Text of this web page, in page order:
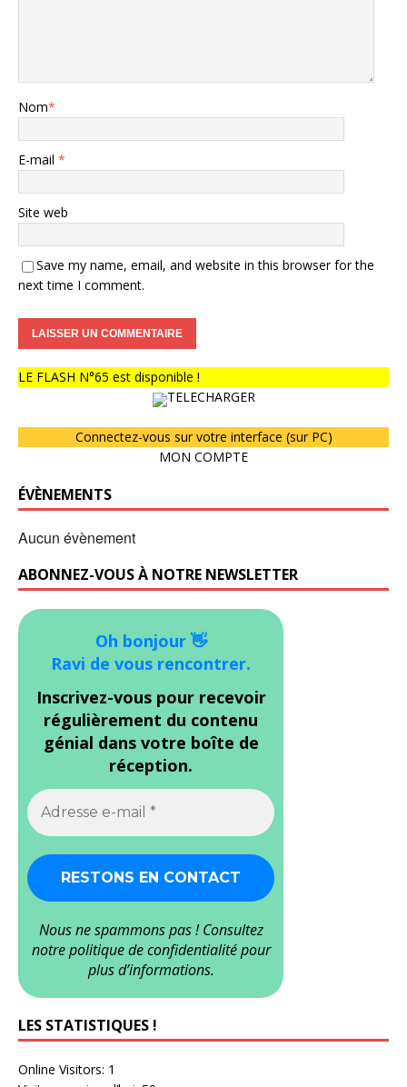
Nom*
E-mail *
Site web
Save my name, email, and website in this browser for the
next time I comment.
LE FLASH N°65 est disponible !
TELECHARGER
Connectez-vous sur votre interface (sur PC)
MON COMPTE
ÉVÈNEMENTS
Aucun évènement
ABONNEZ-VOUS À NOTRE NEWSLETTER
Oh bonjour 👋
Ravi de vous rencontrer.
Inscrivez-vous pour recevoir
régulièrement du contenu
génial dans votre boîte de
réception.
Nous ne spammons pas ! Consultez
notrepolitique de confidentialitépour
plus d’informations.
LES STATISTIQUES !
Online Visitors: 1